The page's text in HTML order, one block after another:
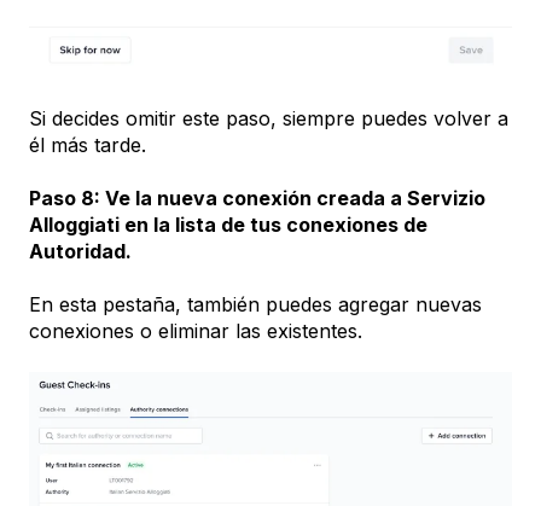
Si decides omitir este paso, siempre puedes volver a
él más tarde.
Paso 8: Ve la nueva conexión creada a Servizio
Alloggiati en la lista de tus conexiones de
Autoridad.
En esta pestaña, también puedes agregar nuevas
conexiones o eliminar las existentes.